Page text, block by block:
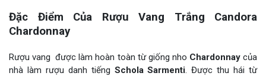
Đặc Điểm Của Rượu Vang Trắng Candora
Chardonnay
Rượu vang được làm hoàn toàn từ giống nho Chardonnaycủa
nhà làm rượu danh tiếng Schola Sarmenti. Được thu hái từ